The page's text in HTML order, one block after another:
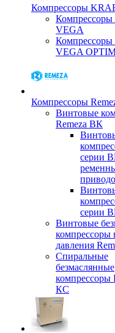
Компрессоры
Компрессоры
VEGA
Компрессоры
VEGA
Компрессоры
Винтовые
Remeza ВК
серии
серии
Винтовые
компрессоры
давления
Спиральные
безмаслянные
компрессоры
КС